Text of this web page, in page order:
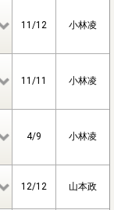
11/12 小林凌
11/11 小林凌
4/9 小林凌
12/12 山本政